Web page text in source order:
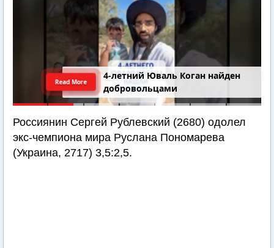
4-летний Юваль Коган найден
добровольцами
Read More
Россиянин Сергей Рублевский (2680) одолел
экс-чемпиона мира Руслана Пономарева
(Украина, 2717) 3,5:2,5.